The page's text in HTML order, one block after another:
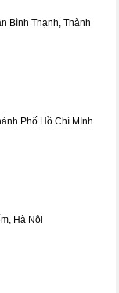
Bình Thạnh, Thành
Phố Hồ Chí MInh
Hà Nội